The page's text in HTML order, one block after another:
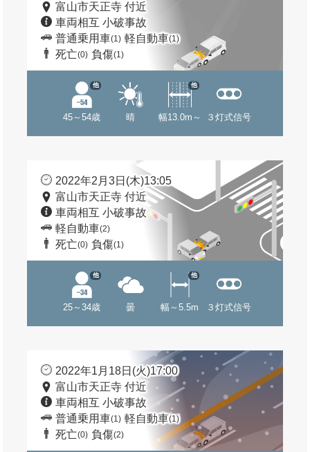
富山市天正寺 付近
車両相互 小破事故
普通乗用車(1) 軽自動車(1)
死亡(0) 負傷(1)
45～54歳
他
晴 幅13.0m～
他
３灯式信号
2022年2月3日(木)13:05
富山市天正寺 付近
車両相互 小破事故
軽自動車(2)
死亡(0) 負傷(1)
25～34歳
他
曇 幅～5.5m
他
３灯式信号
2022年1月18日(火)17:00
富山市天正寺 付近
車両相互 小破事故
普通乗用車(1) 軽自動車(1)
死亡(0) 負傷(2)